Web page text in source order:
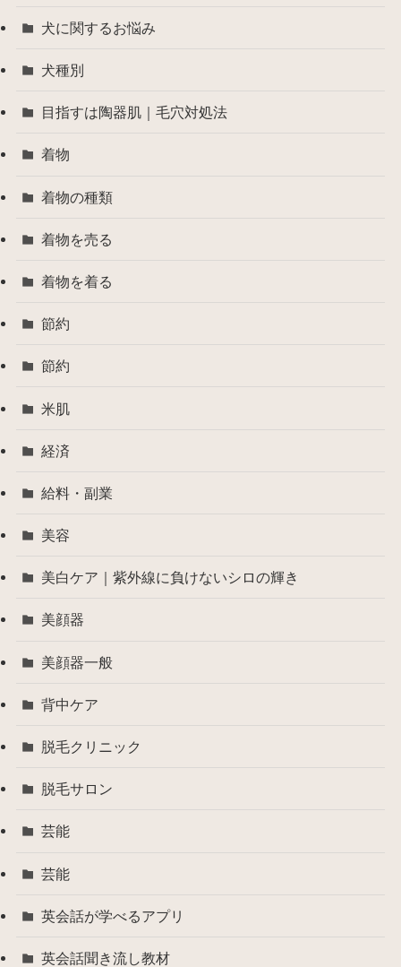
犬に関するお悩み
犬種別
目指すは陶器肌｜毛穴対処法
着物
着物の種類
着物を売る
着物を着る
節約
節約
米肌
経済
給料・副業
美容
美白ケア｜紫外線に負けないシロの輝き
美顔器
美顔器一般
背中ケア
脱毛クリニック
脱毛サロン
芸能
芸能
英会話が学べるアプリ
英会話聞き流し教材